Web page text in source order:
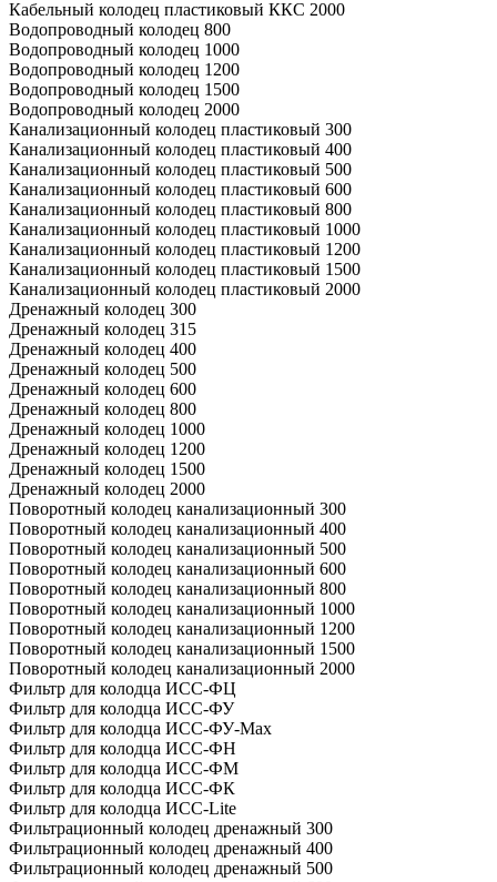
Кабельный колодец пластиковый ККС 2000
Водопроводный колодец 800
Водопроводный колодец 1000
Водопроводный колодец 1200
Водопроводный колодец 1500
Водопроводный колодец 2000
Канализационный колодец пластиковый 300
Канализационный колодец пластиковый 400
Канализационный колодец пластиковый 500
Канализационный колодец пластиковый 600
Канализационный колодец пластиковый 800
Канализационный колодец пластиковый 1000
Канализационный колодец пластиковый 1200
Канализационный колодец пластиковый 1500
Канализационный колодец пластиковый 2000
Дренажный колодец 300
Дренажный колодец 315
Дренажный колодец 400
Дренажный колодец 500
Дренажный колодец 600
Дренажный колодец 800
Дренажный колодец 1000
Дренажный колодец 1200
Дренажный колодец 1500
Дренажный колодец 2000
Поворотный колодец канализационный 300
Поворотный колодец канализационный 400
Поворотный колодец канализационный 500
Поворотный колодец канализационный 600
Поворотный колодец канализационный 800
Поворотный колодец канализационный 1000
Поворотный колодец канализационный 1200
Поворотный колодец канализационный 1500
Поворотный колодец канализационный 2000
Фильтр для колодца ИСС-ФЦ
Фильтр для колодца ИСС-ФУ
Фильтр для колодца ИСС-ФУ-Мах
Фильтр для колодца ИСС-ФН
Фильтр для колодца ИСС-ФМ
Фильтр для колодца ИСС-ФК
Фильтр для колодца ИСС-Lite
Фильтрационный колодец дренажный 300
Фильтрационный колодец дренажный 400
Фильтрационный колодец дренажный 500